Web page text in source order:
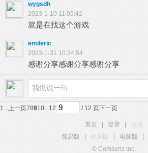
wygsdh
2023-1-10 11:05:42
就是在找这个游戏
emileric
2023-1-31 10:34:54
感谢分享感谢分享感谢分享
1 ..上一页78910.. 12 / 12 页下一页
首页 登录
简易版
触屏版 电脑版
© Comsenz Inc.